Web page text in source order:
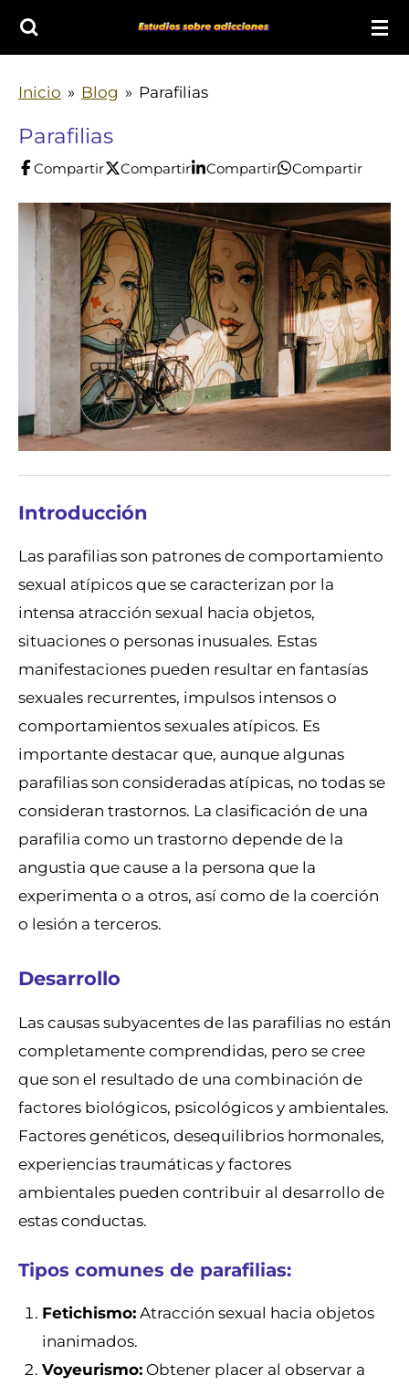
al
Inicio » Blog » Parafilias
Parafilias
Compartir Compartir Compartir Compartir
Introducción
Las parafilias son patrones de comportamiento
sexual atípicos que se caracterizan por la
intensa atracción sexual hacia objetos,
situaciones o personas inusuales. Estas
manifestaciones pueden resultar en fantasías
sexuales recurrentes, impulsos intensos o
comportamientos sexuales atípicos. Es
importante destacar que, aunque algunas
parafilias son consideradas atípicas, no todas se
consideran trastornos. La clasificación de una
parafilia como un trastorno depende de la
angustia que cause a la persona que la
experimenta o a otros, así como de la coerción
o lesión a terceros.
Desarrollo
Las causas subyacentes de las parafilias no están
completamente comprendidas, pero se cree
que son el resultado de una combinación de
factores biológicos, psicológicos y ambientales.
Factores genéticos, desequilibrios hormonales,
experiencias traumáticas y factores
ambientales pueden contribuir al desarrollo de
estas conductas.
Tipos comunes de parafilias:
Fetichismo:Atracción sexual hacia objetos
inanimados.
Voyeurismo: Obtener placer al observar a